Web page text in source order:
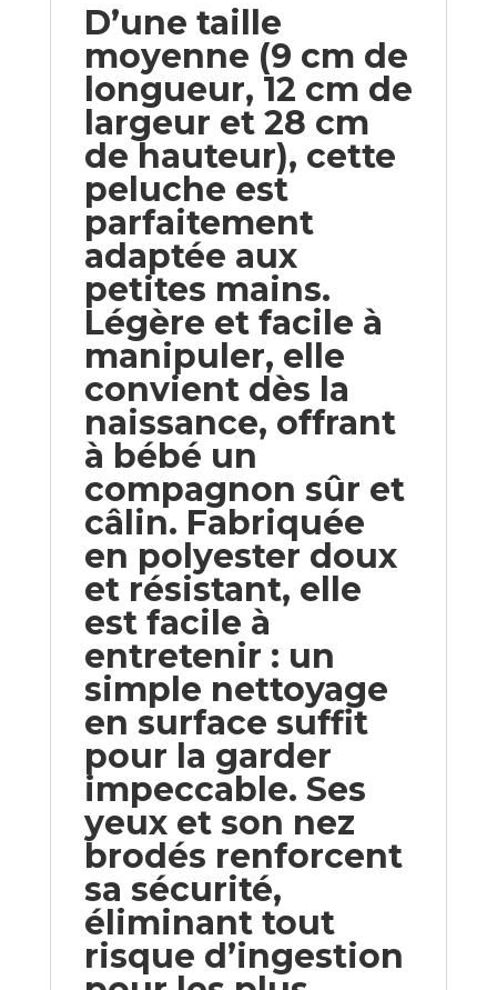
D’une taille
moyenne (9 cm de
longueur, 12 cm de
largeur et 28 cm
de hauteur), cette
peluche est
parfaitement
adaptée aux
petites mains.
Légère et facile à
manipuler, elle
convient dès la
naissance, offrant
à bébé un
compagnon sûr et
câlin. Fabriquée
en polyester doux
et résistant, elle
est facile à
entretenir : un
simple nettoyage
en surface suffit
pour la garder
impeccable. Ses
yeux et son nez
brodés renforcent
sa sécurité,
éliminant tout
risque d’ingestion